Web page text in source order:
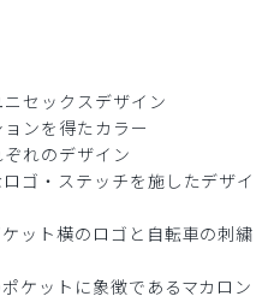
セックスデザイン
ンを得たカラー
れのデザイン
ゴ・ステッチを施したデザイ
ット横のロゴと自転車の刺繍
ケットに象徴であるマカロン